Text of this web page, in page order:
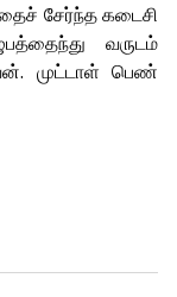
சேர்ந்த கடைசி
வருடம்
முட்டாள் பெண்